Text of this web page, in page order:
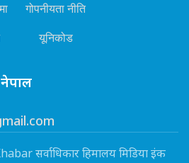
गोपनीयता नीति
यूनिकोड
सर्वाधिकार हिमालय मिडिया इंक